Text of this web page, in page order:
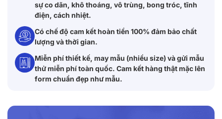
sự co dãn, khô thoáng, vô trùng, bong tróc, tĩnh
điện, cách nhiệt.
Có chế độ cam kết hoàn tiền 100% đảm bảo chất
lượng và thời gian.
Miễn phí thiết kế, may mẫu (nhiều size) và gửi mẫu
thử miễn phí toàn quốc. Cam kết hàng thật mặc lên
form chuẩn đẹp như mẫu.